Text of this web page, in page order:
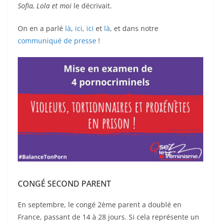
Sofia, Lola et moi le décrivait.
On en a parlé là, ici, ici et là, et dans notre
communiqué de presse !
CONGÉ SECOND PARENT
En septembre, le congé 2ème parent a doublé en
France, passant de 14 à 28 jours. Si cela représente un